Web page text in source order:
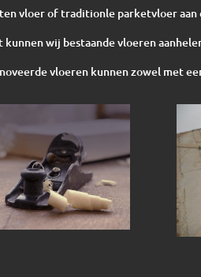
vloer of traditionle parketvloer aan
kunnen wij bestaande vloeren
vloeren kunnen zowel met